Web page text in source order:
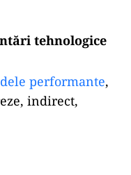
tehnologice
performante,
indirect,